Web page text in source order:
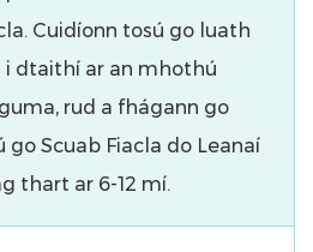
Cuidíonn tosú go luath
i dtaithí ar an mhothú
rud a fhágann go
Scuab Fiacla do Leanaí
thart ar 6-12 mí.